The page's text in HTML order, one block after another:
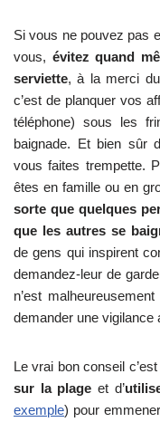
Si vous ne pouvez pas
vous, évitez quand
serviette, à la merci
c’est de planquer vos
téléphone) sous les
baignade. Et bien sûr
vous faites trempette.
êtes en famille ou en
sorte que quelques
que les autres se
de gens qui inspirent
demandez-leur de
n’est
demander une vigilance
Le vrai bon conseil c’est
sur la plage et d’
exemple) pour